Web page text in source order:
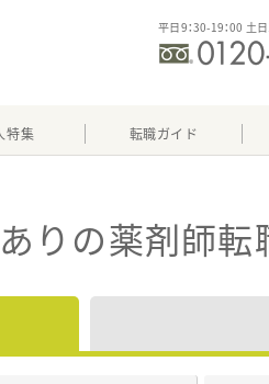
平日9：30-19：00 土
特集 転職ガイド
り の薬剤師転